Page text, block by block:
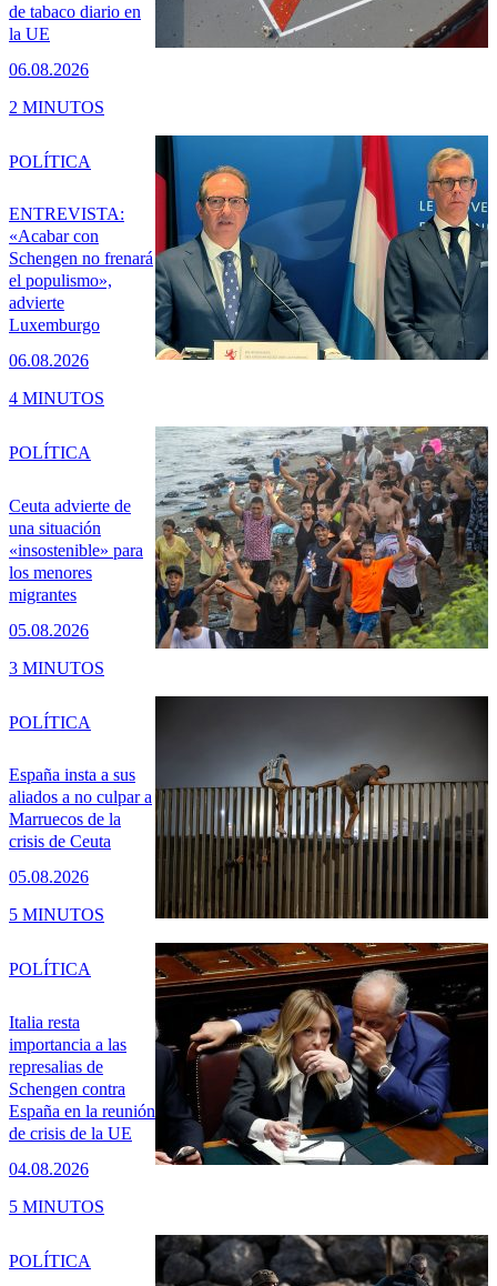
de tabaco diario en
la UE
06.08.2026
2 MINUTOS
ENTREVISTA:
«Acabar con
Schengen no frenará
el populismo»,
advierte
Luxemburgo
06.08.2026
POLÍTICA
4 MINUTOS
Ceuta advierte de
una situación
«insostenible» para
los menores
migrantes
05.08.2026
POLÍTICA
3 MINUTOS
España insta a sus
aliados a no culpar a
Marruecos de la
crisis de Ceuta
05.08.2026
POLÍTICA
5 MINUTOS
Italia resta
importancia a las
represalias de
Schengen contra
España en la reunión
de crisis de la UE
04.08.2026
POLÍTICA
5 MINUTOS
POLÍTICA